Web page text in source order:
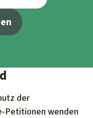
der
Petitionen wenden